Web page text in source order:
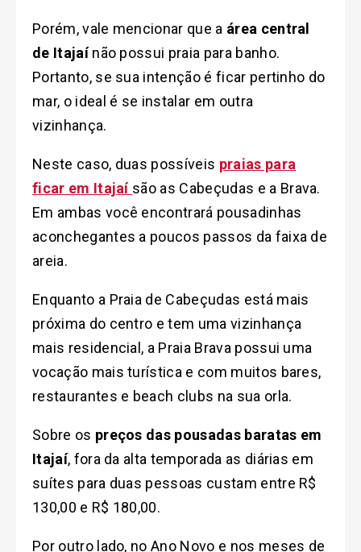
Porém, vale mencionar que a área central
de Itajaínão possui praia para banho.
Portanto, se sua intenção é ficar pertinho do
mar, o ideal é se instalar em outra
vizinhança.
Neste caso, duas possíveis praias para
ficar em Itajaí são as Cabeçudas e a Brava.
Em ambas você encontrará pousadinhas
aconchegantes a poucos passos da faixa de
areia.
Enquanto a Praia de Cabeçudas está mais
próxima do centro e tem uma vizinhança
mais residencial, a Praia Brava possui uma
vocação mais turística e com muitos bares,
restaurantes e beach clubs na sua orla.
Sobre os preços das pousadas baratas em
Itajaí, fora da alta temporada as diárias em
suítes para duas pessoas custam entre R$
130,00 e R$ 180,00.
Por outro lado, no Ano Novo e nos meses de